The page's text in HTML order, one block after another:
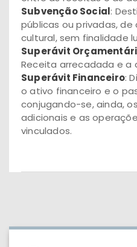
Subvenção Social:
públicas ou privadas,
cultural, sem finalidade
Superávit
Receita arrecadada e a
Superávit Financeiro:
o ativo financeiro e o
conjugando-se, ainda,
adicionais e as
vinculados.